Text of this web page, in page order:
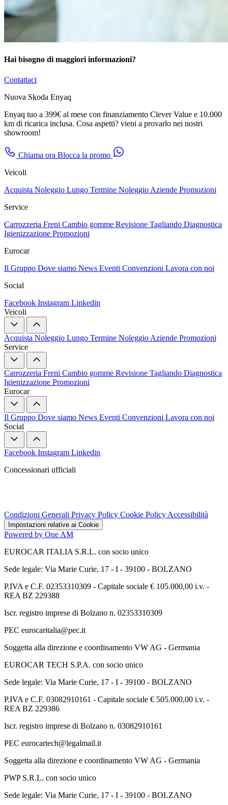
Hai bisogno di maggiori informazioni?
Contattaci
Nuova Skoda Enyaq
Enyaq tuo a 399€ al mese con finanziamento Clever Value e 10.000
km di ricarica inclusa. Cosa aspetti? vieni a provarlo nei nostri
showroom!
Chiama ora Blocca la promo
Veicoli
Acquista Noleggio Lungo Termine Noleggio Aziende Promozioni
Service
Carrozzeria Freni Cambio gomme Revisione Tagliando Diagnostica
Igienizzazione Promozioni
Eurocar
Il Gruppo Dove siamo News Eventi Convenzioni Lavora con noi
Social
Facebook Instagram Linkedin
Veicoli
Acquista Noleggio Lungo Termine Noleggio Aziende Promozioni
Service
Carrozzeria Freni Cambio gomme Revisione Tagliando Diagnostica
Igienizzazione Promozioni
Eurocar
Il Gruppo Dove siamo News Eventi Convenzioni Lavora con noi
Social
Facebook Instagram Linkedin
Concessionari ufficiali
Condizioni Generali Privacy Policy Cookie Policy Accessibilità
Impostazioni relative ai Cookie
Powered by One AM
EUROCAR ITALIA S.R.L. con socio unico
Sede legale: Via Marie Curie, 17 - I - 39100 - BOLZANO
P.IVA e C.F. 02353310309 - Capitale sociale € 105.000,00 i.v. -
REA BZ 229388
Iscr. registro imprese di Bolzano n. 02353310309
PEC eurocaritalia@pec.it
Soggetta alla direzione e coordinamento VW AG - Germania
EUROCAR TECH S.P.A. con socio unico
Sede legale: Via Marie Curie, 17 - I - 39100 - BOLZANO
P.IVA e C.F. 03082910161 - Capitale sociale € 505.000,00 i.v. -
REA BZ 229386
Iscr. registro imprese di Bolzano n. 03082910161
PEC eurocartech@legalmail.it
Soggetta alla direzione e coordinamento VW AG - Germania
PWP S.R.L. con socio unico
Sede legale: Via Marie Curie, 17 - I - 39100 - BOLZANO